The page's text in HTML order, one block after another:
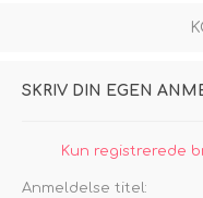
SKRIV DIN EGEN
Kun registrerede
Anmeldelse titel: